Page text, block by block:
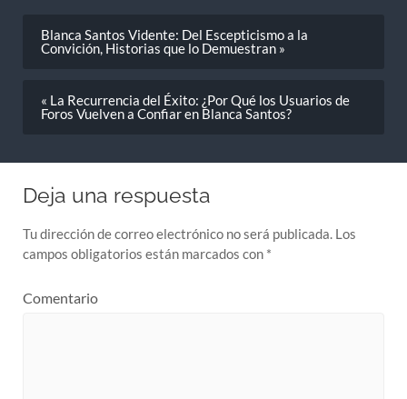
Blanca Santos Vidente: Del Escepticismo a la
Convición, Historias que lo Demuestran »
« La Recurrencia del Éxito: ¿Por Qué los Usuarios de
Foros Vuelven a Confiar en Blanca Santos?
Deja una respuesta
Tu dirección de correo electrónico no será publicada. Los
campos obligatorios están marcados con *
Comentario